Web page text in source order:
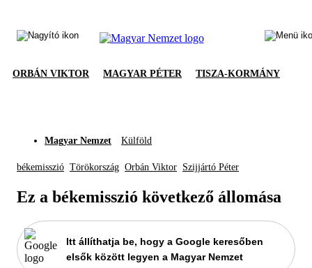
ORBÁN VIKTOR MAGYAR PÉTER TISZA-KORMÁNY
Magyar Nemzet Külföld
békemisszió Törökország Orbán Viktor Szijjártó Péter
Ez a békemisszió következő állomása
Itt állíthatja be, hogy a Google keresőben
elsők között legyen a Magyar Nemzet